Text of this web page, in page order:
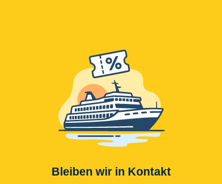
Bleiben wir in Kontakt